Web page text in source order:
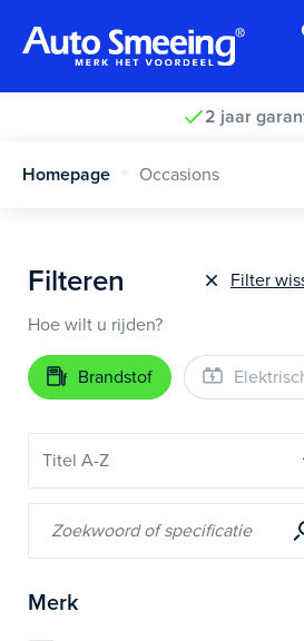
2 jaar
Homepage Occasions
Filteren
Filter
Hoe wilt u rijden?
Brandstof
Merk